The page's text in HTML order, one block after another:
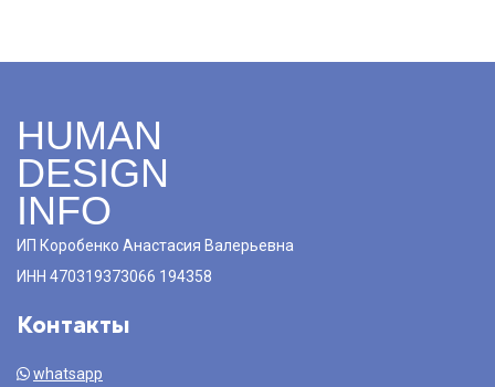
HUMAN
DESIGN
INFO
ИП Коробенко Анастасия Валерьевна
ИНН 470319373066 194358
Контакты
whatsapp